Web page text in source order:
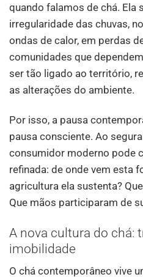
quando falamos de chá. Ela
irregularidade das chuvas,
ondas de calor, em perdas
comunidades que
ser tão ligado ao território,
as alterações do ambiente.
Por isso, a pausa
pausa consciente. Ao
consumidor moderno pode
refinada: de onde vem esta
agricultura ela sustenta?
Que mãos participaram de
A nova cultura do chá:
imobilidade
O chá contemporâneo vive